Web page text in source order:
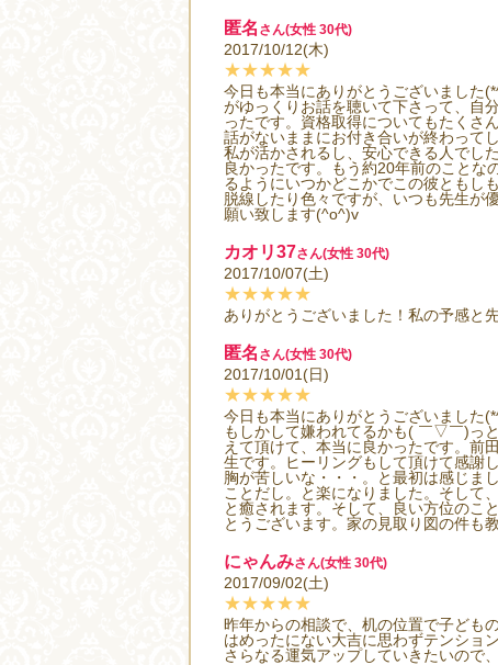
匿名 さん(女性 30代)
2017/10/12(木)
★★★★★
今日も本当にありがとうございました
がゆっくりお話を聴いて下さって、自
ったです。資格取得についてもたくさ
話がないままにお付き合いが終わって
私が活かされるし、安心できる人でし
良かったです。もう約20年前のこと
るようにいつかどこかでこの彼ともし
脱線したり色々ですが、いつも先生が
願い致します(^o^)v
カオリ37さん(女性 30代)
2017/10/07(土)
★★★★★
ありがとうございました！私の予感と
匿名 さん(女性 30代)
2017/10/01(日)
★★★★★
今日も本当にありがとうございました
もしかして嫌われてるかも( ￣▽￣)っ
えて頂けて、本当に良かったです。前
生です。ヒーリングもして頂けて感謝し
胸が苦しいな・・・。と最初は感じま
ことだし。と楽になりました。そして
と癒されます。そして、良い方位のこ
とうございます。家の見取り図の件も
にゃんみさん(女性 30代)
2017/09/02(土)
★★★★★
昨年からの相談で、机の位置で子ども
はめったにない大吉に思わずテンシ
さらなる運気アップしていきたいので